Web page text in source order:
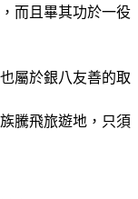
而且畢其功於一役
屬於銀八友善的取
騰飛旅遊地，只須